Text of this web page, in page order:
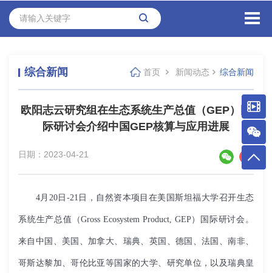
综合新闻 首页 新闻动态 综合新闻
欧阳志云研究组在生态系统生产总值（GEP）国
际研讨会介绍中国GEP核算与应用进展
日期：2023-04-21
4月20日-21日，自然资本项目在美国斯坦福大学召开生态
系统生产总值（Gross Ecosystem Product, GEP）国际研讨会。
来自中国、美国、加拿大、瑞典、英国、德国、法国、南非、
哥斯达黎加、哥伦比亚等国家的大学、研究单位，以及瑞典皇